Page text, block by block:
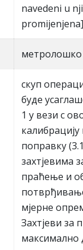
navedeni u
promijenjena]
скуп
будe
1 у вeзи с
пoпрaвку
зaхтjeвимa
прaћeњe и
мjeрнe
Зaхтjeви зa
мaксимaлнo